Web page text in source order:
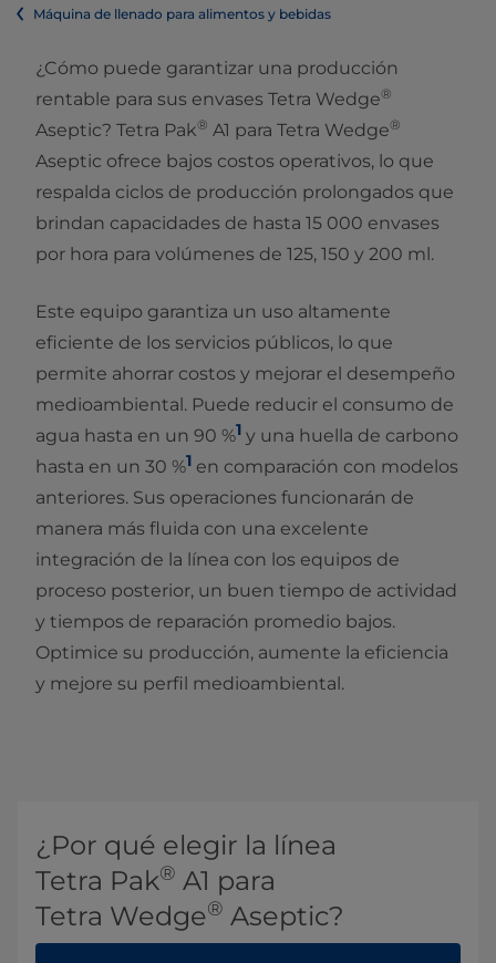
Máquina de llenado para alimentos y bebidas
¿Cómo puede garantizar una producción
rentable para sus envases Tetra Wedge®
Aseptic? Tetra Pak® A1 para Tetra Wedge®
Aseptic ofrece bajos costos operativos, lo que
respalda ciclos de producción prolongados que
brindan capacidades de hasta 15 000 envases
por hora para volúmenes de 125, 150 y 200 ml.
Este equipo garantiza un uso altamente
eficiente de los servicios públicos, lo que
permite ahorrar costos y mejorar el desempeño
medioambiental. Puede reducir el consumo de
agua hasta en un 90 %1 y una huella de carbono
hasta en un 30 %1 en comparación con modelos
anteriores. Sus operaciones funcionarán de
manera más fluida con una excelente
integración de la línea con los equipos de
proceso posterior, un buen tiempo de actividad
y tiempos de reparación promedio bajos.
Optimice su producción, aumente la eficiencia
y mejore su perfil medioambiental.
¿Por qué elegir la línea
Tetra Pak® A1 para
Tetra Wedge® Aseptic?